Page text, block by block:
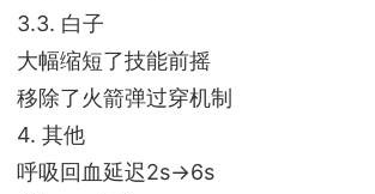
3.3. 白子
大幅缩短了技能前摇
移除了火箭弹过穿机制
4. 其他
呼吸回血延迟2s->6s